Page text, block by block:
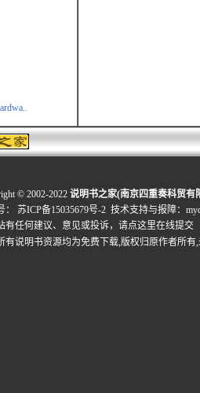
© 2002-2022 说明书之家(南京四重奏科贸有
苏ICP备15035679号-2 技术支持与报障：
有任何建议、意见或投诉， 请点这里在线提交
有说明书资源均为免费下载,版权归原作者所